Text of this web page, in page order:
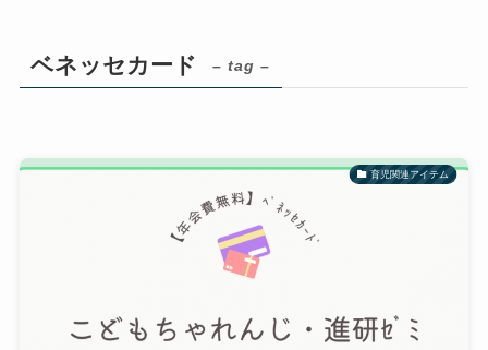
ベネッセカード – tag –
育児関連アイテム